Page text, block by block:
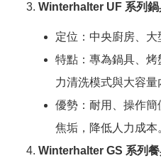
Winterhalter UF 系列鍋
定位：中央廚房、大
特點：專為鍋具、
力清洗模式與大容量
優勢：耐用、操作
焦垢，降低人力成本
Winterhalter GS 系列